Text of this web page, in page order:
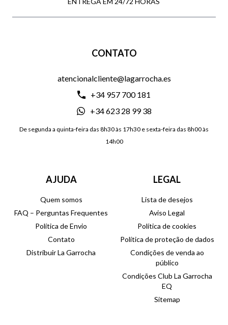
CONTATO
atencionalcliente@lagarrocha.es
+34 957 700 181
+34 623 28 99 38
De segunda a quinta-feira das 8h30 às 17h30 e sexta-feira das 8h00 às
14h00
AJUDA
Quem somos
FAQ – Perguntas Frequentes
Política de Envio
Contato
Distribuir La Garrocha
LEGAL
Lista de desejos
Aviso Legal
Política de cookies
Política de proteção de dados
Condições de venda ao
público
Condições Club La Garrocha
EQ
Sitemap